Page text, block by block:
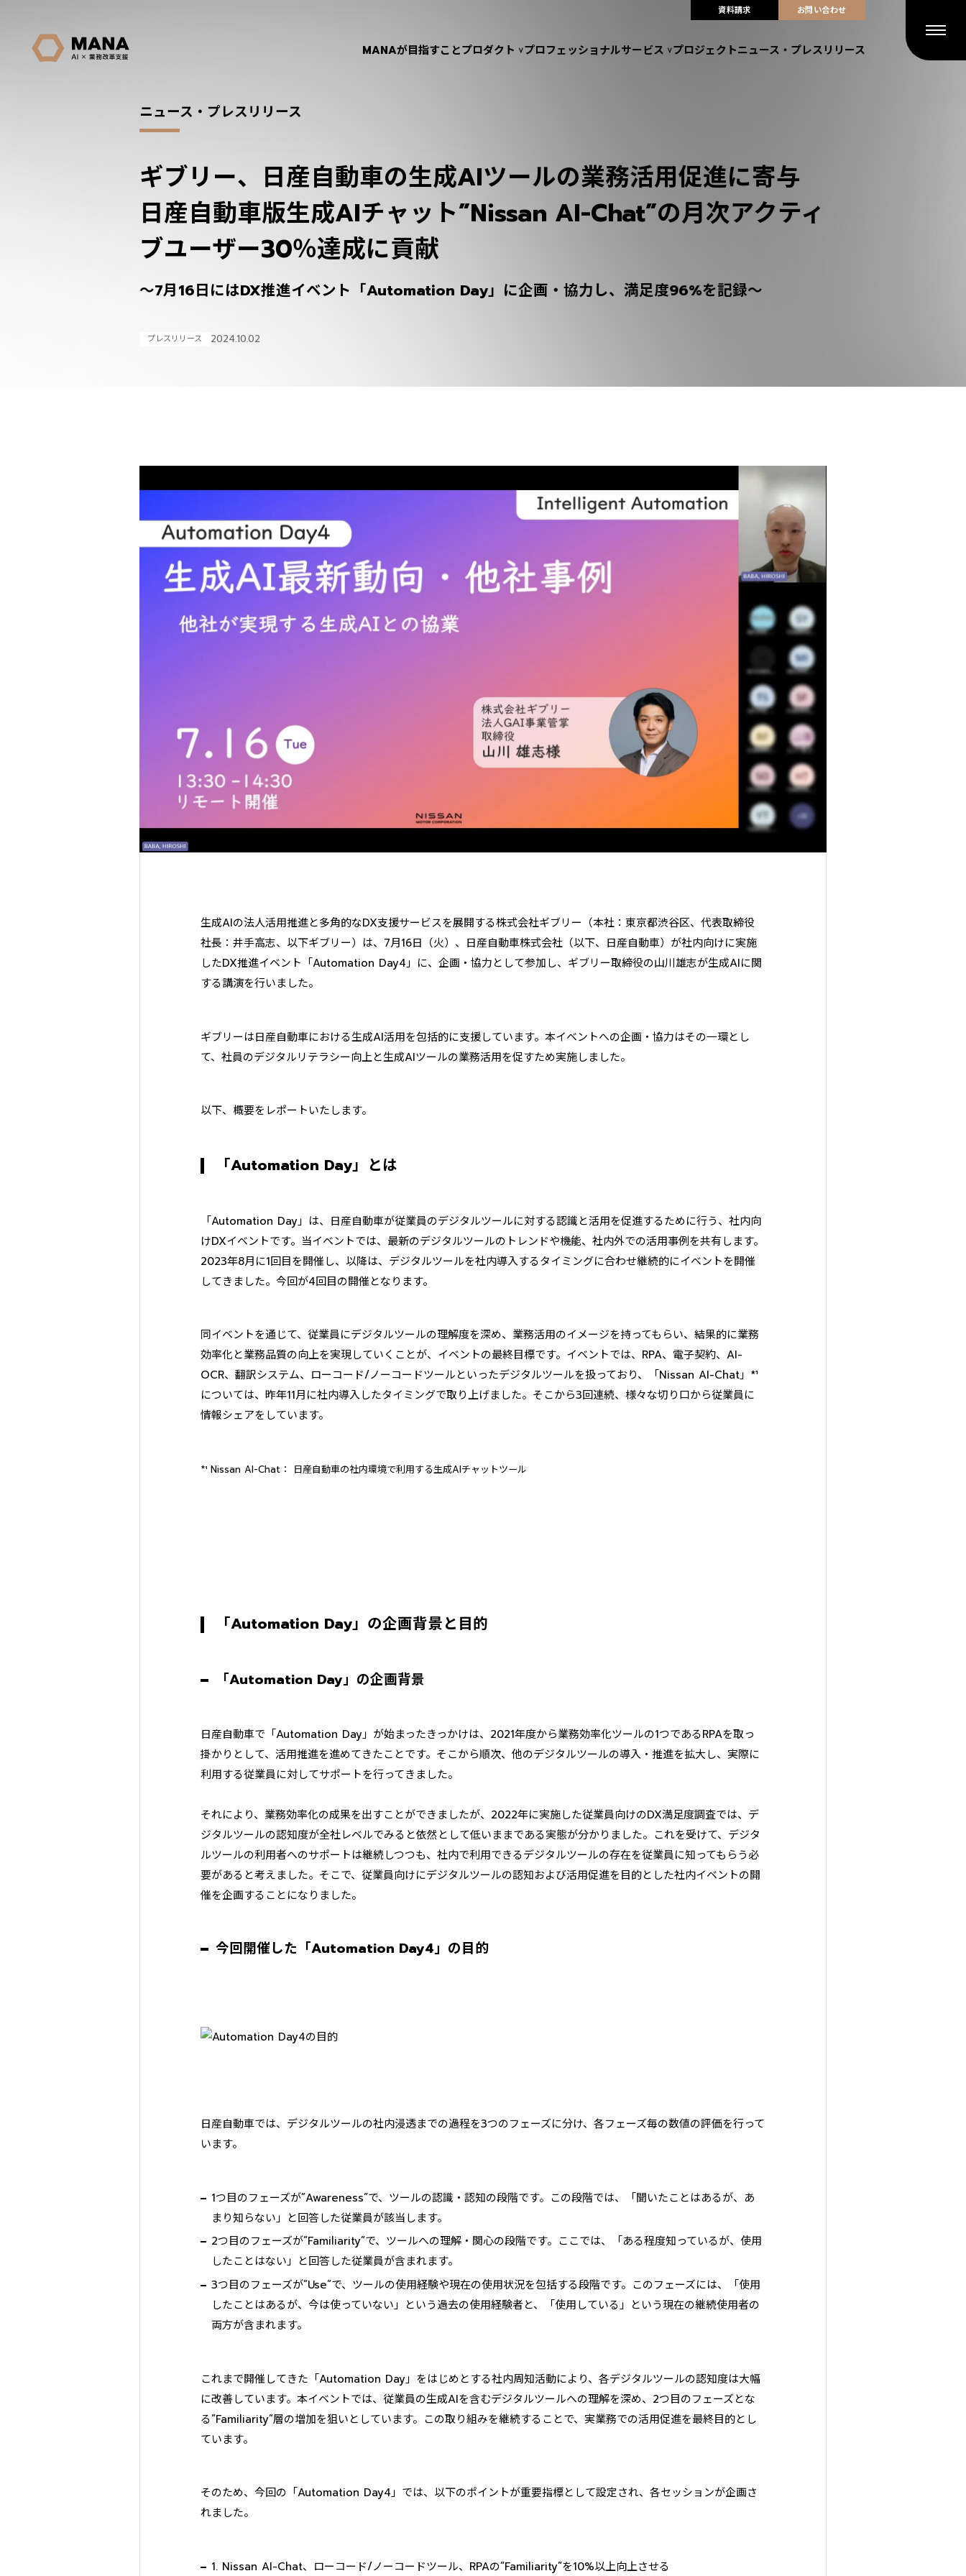
資料請求 お問い合わせ
MANAが目指すことプロダクト プロフェッショナルサービス プロジェクトニュース・プレスリリース
ニュース・プレスリリース
ギブリー、日産自動車の生成AIツールの業務活用促進に寄与
日産自動車版生成AIチャット”Nissan AI-Chat”の月次アクティ
ブユーザー30％達成に貢献
～7月16日にはDX推進イベント「Automation Day」に企画・協力し、満足度96%を記録～
プレスリリース 2024.10.02
生成AIの法人活用推進と多角的なDX支援サービスを展開する株式会社ギブリー（本社：東京都渋谷区、代表取締役
社長：井手高志、以下ギブリー）は、7月16日（火）、日産自動車株式会社（以下、日産自動車）が社内向けに実施
したDX推進イベント「Automation Day4」に、企画・協力として参加し、ギブリー取締役の山川雄志が生成AIに関
する講演を行いました。
ギブリーは日産自動車における生成AI活用を包括的に支援しています。本イベントへの企画・協力はその一環とし
て、社員のデジタルリテラシー向上と生成AIツールの業務活用を促すため実施しました。
以下、概要をレポートいたします。
「Automation Day」とは
「Automation Day」は、日産自動車が従業員のデジタルツールに対する認識と活用を促進するために行う、社内向
けDXイベントです。当イベントでは、最新のデジタルツールのトレンドや機能、社内外での活用事例を共有します。
2023年8月に1回目を開催し、以降は、デジタルツールを社内導入するタイミングに合わせ継続的にイベントを開催
してきました。今回が4回目の開催となります。
同イベントを通じて、従業員にデジタルツールの理解度を深め、業務活用のイメージを持ってもらい、結果的に業務
効率化と業務品質の向上を実現していくことが、イベントの最終目標です。イベントでは、RPA、電子契約、AI-
OCR、翻訳システム、ローコード/ノーコードツールといったデジタルツールを扱っており、「Nissan AI-Chat」*¹
については、昨年11月に社内導入したタイミングで取り上げました。そこから3回連続、様々な切り口から従業員に
情報シェアをしています。
*¹ Nissan AI-Chat： 日産自動車の社内環境で利用する生成AIチャットツール
「Automation Day」の企画背景と目的
「Automation Day」の企画背景
日産自動車で「Automation Day」が始まったきっかけは、2021年度から業務効率化ツールの1つであるRPAを取っ
掛かりとして、活用推進を進めてきたことです。そこから順次、他のデジタルツールの導入・推進を拡大し、実際に
利用する従業員に対してサポートを行ってきました。
それにより、業務効率化の成果を出すことができましたが、2022年に実施した従業員向けのDX満足度調査では、デ
ジタルツールの認知度が全社レベルでみると依然として低いままである実態が分かりました。これを受けて、デジタ
ルツールの利用者へのサポートは継続しつつも、社内で利用できるデジタルツールの存在を従業員に知ってもらう必
要があると考えました。そこで、従業員向けにデジタルツールの認知および活用促進を目的とした社内イベントの開
催を企画することになりました。
今回開催した「Automation Day4」の目的
日産自動車では、デジタルツールの社内浸透までの過程を3つのフェーズに分け、各フェーズ毎の数値の評価を行って
います。
1つ目のフェーズが”Awareness”で、ツールの認識・認知の段階です。この段階では、「聞いたことはあるが、あ
まり知らない」と回答した従業員が該当します。
2つ目のフェーズが”Familiarity”で、ツールへの理解・関心の段階です。ここでは、「ある程度知っているが、使用
したことはない」と回答した従業員が含まれます。
3つ目のフェーズが”Use”で、ツールの使用経験や現在の使用状況を包括する段階です。このフェーズには、「使用
したことはあるが、今は使っていない」という過去の使用経験者と、「使用している」という現在の継続使用者の
両方が含まれます。
これまで開催してきた「Automation Day」をはじめとする社内周知活動により、各デジタルツールの認知度は大幅
に改善しています。本イベントでは、従業員の生成AIを含むデジタルツールへの理解を深め、2つ目のフェーズとな
る”Familiarity”層の増加を狙いとしています。この取り組みを継続することで、実業務での活用促進を最終目的とし
ています。
そのため、今回の「Automation Day4」では、以下のポイントが重要指標として設定され、各セッションが企画さ
れました。
1. Nissan AI-Chat、ローコード/ノーコードツール、RPAの”Familiarity”を10%以上向上させる